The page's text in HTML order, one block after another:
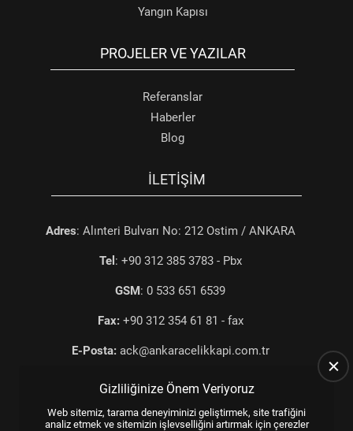
Yangın Kapısı
PROJELER VE YAZILAR
Referanslar
Haberler
Blog
İLETIŞIM
Adres: Alınteri Bulvarı No: 212 Ostim / ANKARA
Tel : +90 312 385 3783 - Pbx
GSM: 0 533 651 6539
Fax:+90 312 354 61 81 - fax
E-Posta:ack@ankaracelikkapi.com.tr
Gizliliğinize Önem Veriyoruz
Web sitemiz, tarama deneyiminizi geliştirmek, site trafiğini
analiz etmek ve sitemizin işlevselliğini artırmak için çerezler